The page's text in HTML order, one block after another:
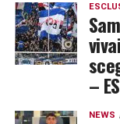
–
NEWS